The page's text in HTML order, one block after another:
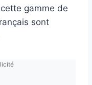
gamme de
sont